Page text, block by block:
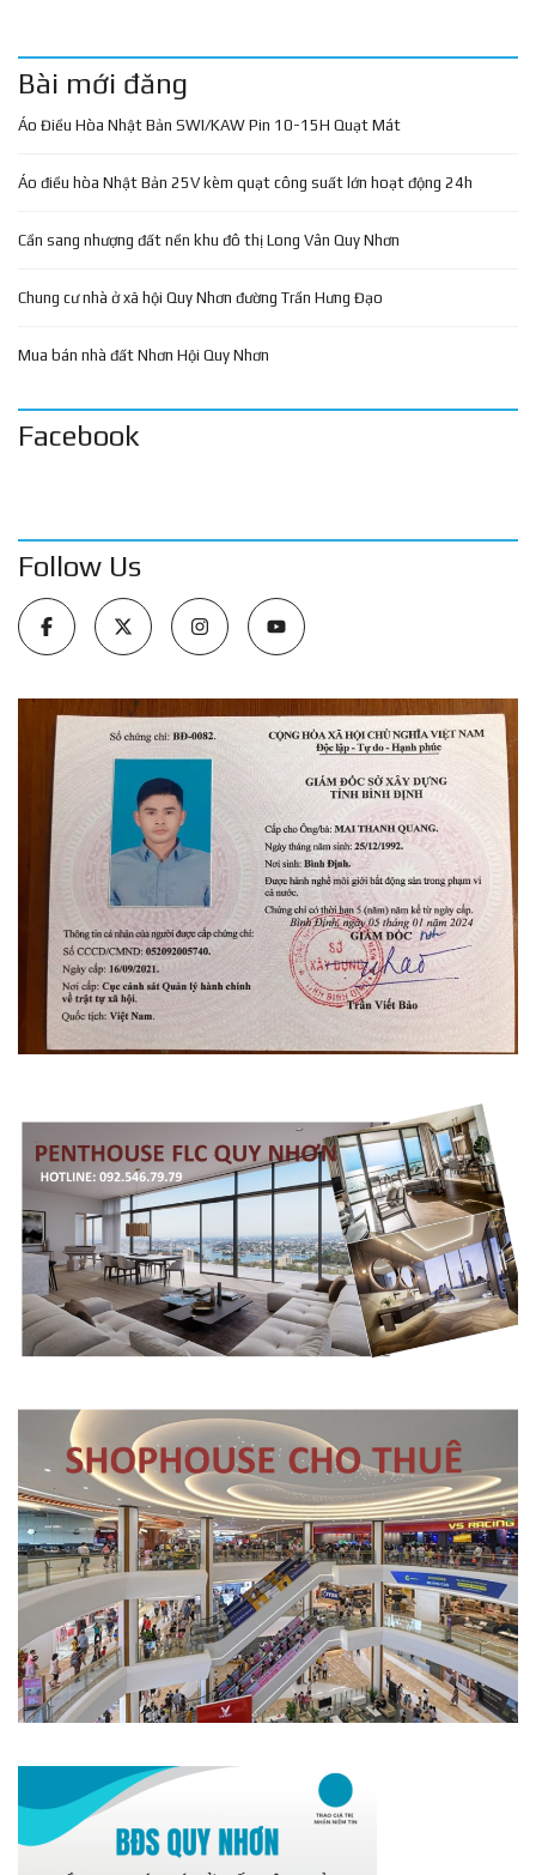
Bài mới đăng
Áo Điều Hòa Nhật Bản SWI/KAW Pin 10-15H Quạt Mát
Áo điều hòa Nhật Bản 25V kèm quạt công suất lớn hoạt động 24h
Cần sang nhượng đất nền khu đô thị Long Vân Quy Nhơn
Chung cư nhà ở xã hội Quy Nhơn đường Trần Hưng Đạo
Mua bán nhà đất Nhơn Hội Quy Nhơn
Facebook
Follow Us